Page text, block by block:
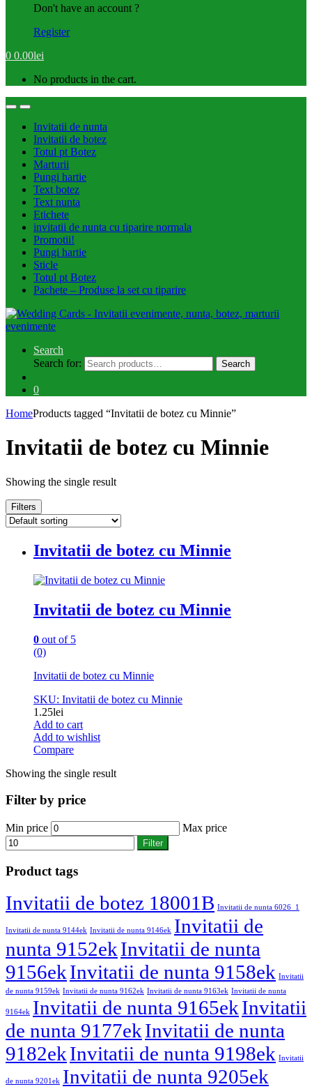
Don't have an account ?
Register
0 0.00lei
No products in the cart.
Invitatii de nunta
Invitatii de botez
Totul pt Botez
Marturii
Pungi hartie
Text botez
Text nunta
Etichete
invitatii de nunta cu tiparire normala
Promotii!
Pungi hartie
Sticle
Totul pt Botez
Pachete – Produse la set cu tiparire
Search
Search for:
Search
0
HomeProducts tagged “Invitatii de botez cu Minnie”
Invitatii de botez cu Minnie
Showing the single result
Filters
Invitatii de botez cu Minnie
Invitatii de botez cu Minnie
0 out of 5
(0)
Invitatii de botez cu Minnie
SKU: Invitatii de botez cu Minnie
1.25lei
Add to cart
Add to wishlist
Compare
Showing the single result
Filter by price
Min price Max price
Filter
Product tags
Invitatii de botez 18001B Invitatii de nunta 6026_1
Invitatii de nunta 9144ek Invitatii de nunta 9146ek Invitatii de
nunta 9152ekInvitatii de nunta
9156ekInvitatii de nunta 9158ek Invitatii
de nunta 9159ek Invitatii de nunta 9162ek Invitatii de nunta 9163ek Invitatii de nunta
9164ek Invitatii de nunta 9165ekInvitatii
de nunta 9177ekInvitatii de nunta
9182ekInvitatii de nunta 9198ek Invitatii
de nunta 9201ek Invitatii de nunta 9205ek